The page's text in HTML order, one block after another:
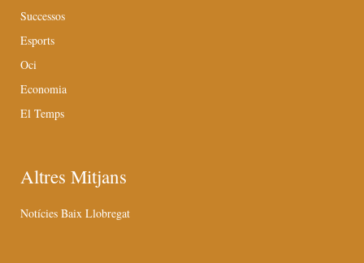
Successos
Esports
Oci
Economia
El Temps
Altres Mitjans
Notícies Baix Llobregat